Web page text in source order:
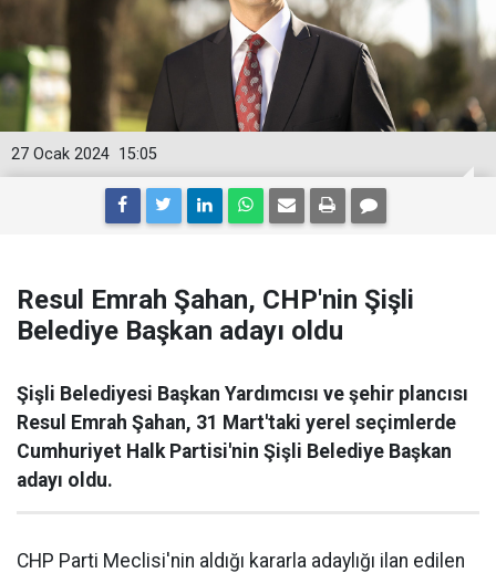
15:05
27 Ocak 2024
Resul Emrah Şahan, CHP'nin Şişli
Belediye Başkan adayı oldu
Şişli Belediyesi Başkan Yardımcısı ve şehir plancısı
Resul Emrah Şahan, 31 Mart'taki yerel seçimlerde
Cumhuriyet Halk Partisi'nin Şişli Belediye Başkan
adayı oldu.
CHP Parti Meclisi'nin aldığı kararla adaylığı ilan edilen